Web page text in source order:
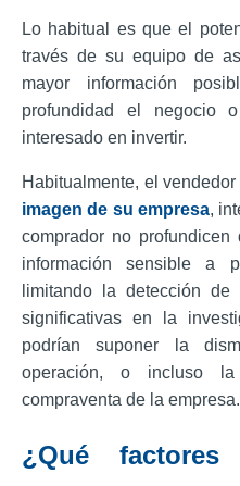
Lo habitual es que el
través de su equipo de
mayor información
profundidad el negocio
interesado en invertir.
Habitualmente, el
imagen de su empresa,
comprador no profundicen
información sensible a
limitando la detección
significativas en la
podrían suponer la
operación, o incluso
compraventa de la empresa.
¿Qué